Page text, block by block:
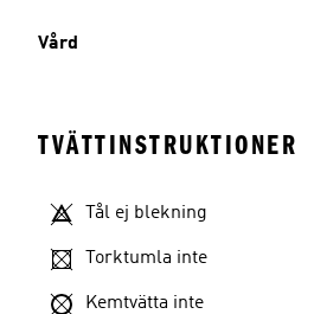
Vård
TVÄTTINSTRUKTIONER
Tål ej blekning
Torktumla inte
Kemtvätta inte